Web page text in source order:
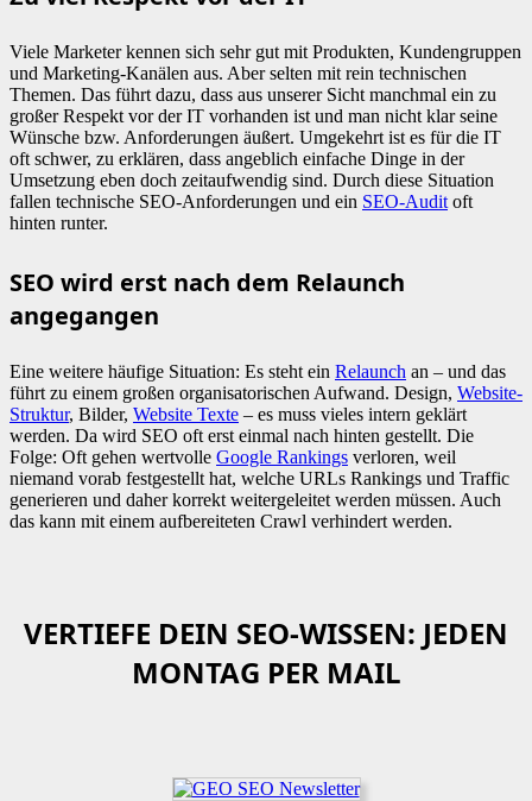
Viele Marketer kennen sich sehr gut mit Produkten, Kundengruppen
und Marketing-Kanälen aus. Aber selten mit rein technischen
Themen. Das führt dazu, dass aus unserer Sicht manchmal ein zu
großer Respekt vor der IT vorhanden ist und man nicht klar seine
Wünsche bzw. Anforderungen äußert. Umgekehrt ist es für die IT
oft schwer, zu erklären, dass angeblich einfache Dinge in der
Umsetzung eben doch zeitaufwendig sind. Durch diese Situation
fallen technische SEO-Anforderungen und ein SEO-Audit oft
hinten runter.
SEO wird erst nach dem Relaunch
angegangen
Eine weitere häufige Situation: Es steht ein Relaunch an – und das
führt zu einem großen organisatorischen Aufwand. Design, Website-
Struktur, Bilder, Website Texte – es muss vieles intern geklärt
werden. Da wird SEO oft erst einmal nach hinten gestellt. Die
Folge: Oft gehen wertvolle Google Rankings verloren, weil
niemand vorab festgestellt hat, welche URLs Rankings und Traffic
generieren und daher korrekt weitergeleitet werden müssen. Auch
das kann mit einem aufbereiteten Crawl verhindert werden.
VERTIEFE DEIN SEO-WISSEN: JEDEN
MONTAG PER MAIL